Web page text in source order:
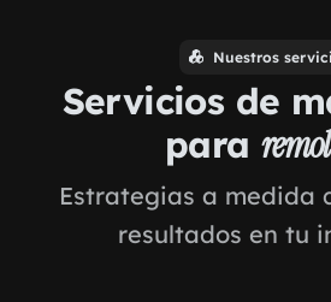
Nuestros
Servicios de
para
Estrategias a medida
resultados en tu